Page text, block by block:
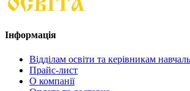
Інформація
Відділам освіти та керівникам
Прайс-лист
О компанії